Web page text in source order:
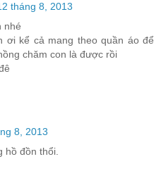
tháng 8, 2013
nhé
ơi kể cả mang theo quần áo để
chăm con là được rồi
8, 2013
đồn thổi.